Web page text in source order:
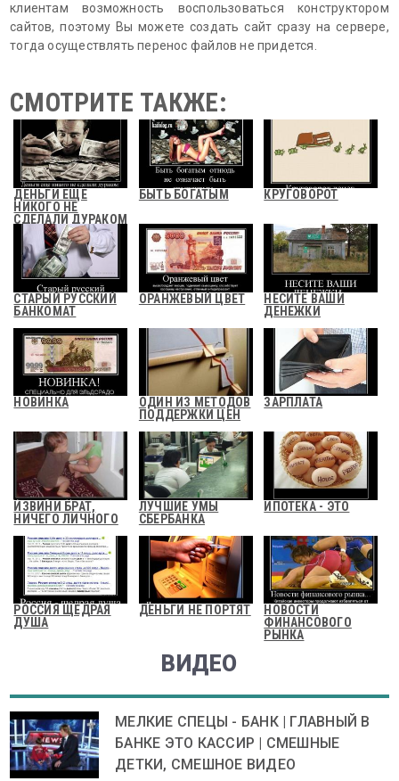
клиентам возможность воспользоваться конструктором
сайтов, поэтому Вы можете создать сайт сразу на сервере,
тогда осуществлять перенос файлов не придется.
СМОТРИТЕ ТАКЖЕ:
ДЕНЬГИ ЕЩЕ
НИКОГО НЕ
СДЕЛАЛИ ДУРАКОМ
БЫТЬ БОГАТЫМ КРУГОВОРОТ
СТАРЫЙ РУССКИЙ
БАНКОМАТ
ОРАНЖЕВЫЙ ЦВЕТ
НЕСИТЕ ВАШИ
ДЕНЕЖКИ
НОВИНКА
ОДИН ИЗ МЕТОДОВ
ПОДДЕРЖКИ ЦЕН
ЗАРПЛАТА
ИЗВИНИ БРАТ,
НИЧЕГО ЛИЧНОГО
ЛУЧШИЕ УМЫ
СБЕРБАНКА
ИПОТЕКА - ЭТО
РОССИЯ ЩЕДРАЯ
ДУША
ДЕНЬГИ НЕ ПОРТЯТ
НОВОСТИ
ФИНАНСОВОГО
РЫНКА
ВИДЕО
МЕЛКИЕ СПЕЦЫ - БАНК | ГЛАВНЫЙ В
БАНКЕ ЭТО КАССИР | СМЕШНЫЕ
ДЕТКИ, СМЕШНОЕ ВИДЕО